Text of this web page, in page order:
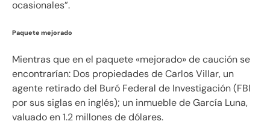
ocasionales”.
Paquete mejorado
Mientras que en el paquete «mejorado» de caución se
encontrarían: Dos propiedades de Carlos Villar, un
agente retirado del Buró Federal de Investigación (FBI
por sus siglas en inglés); un inmueble de García Luna,
valuado en 1.2 millones de dólares.